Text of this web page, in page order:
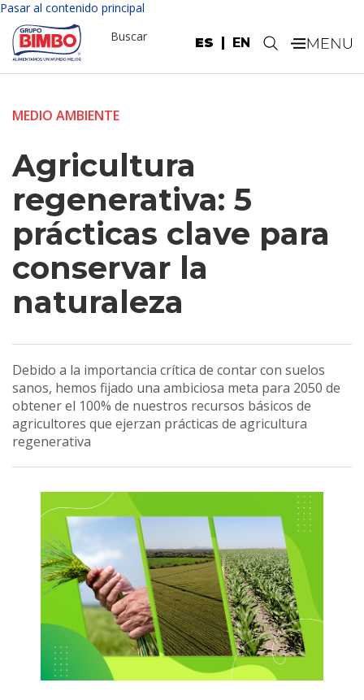
Pasar al contenido principal
ES EN
Buscar .
MEDIO AMBIENTE
Agricultura
regenerativa: 5
prácticas clave para
conservar la
naturaleza
Debido a la importancia crítica de contar con suelos
sanos, hemos fijado una ambiciosa meta para 2050 de
obtener el 100% de nuestros recursos básicos de
agricultores que ejerzan prácticas de agricultura
regenerativa